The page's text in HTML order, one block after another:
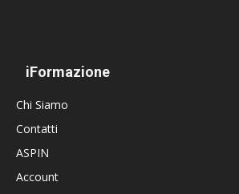
iFormazione
Chi Siamo
Contatti
ASPIN
Account